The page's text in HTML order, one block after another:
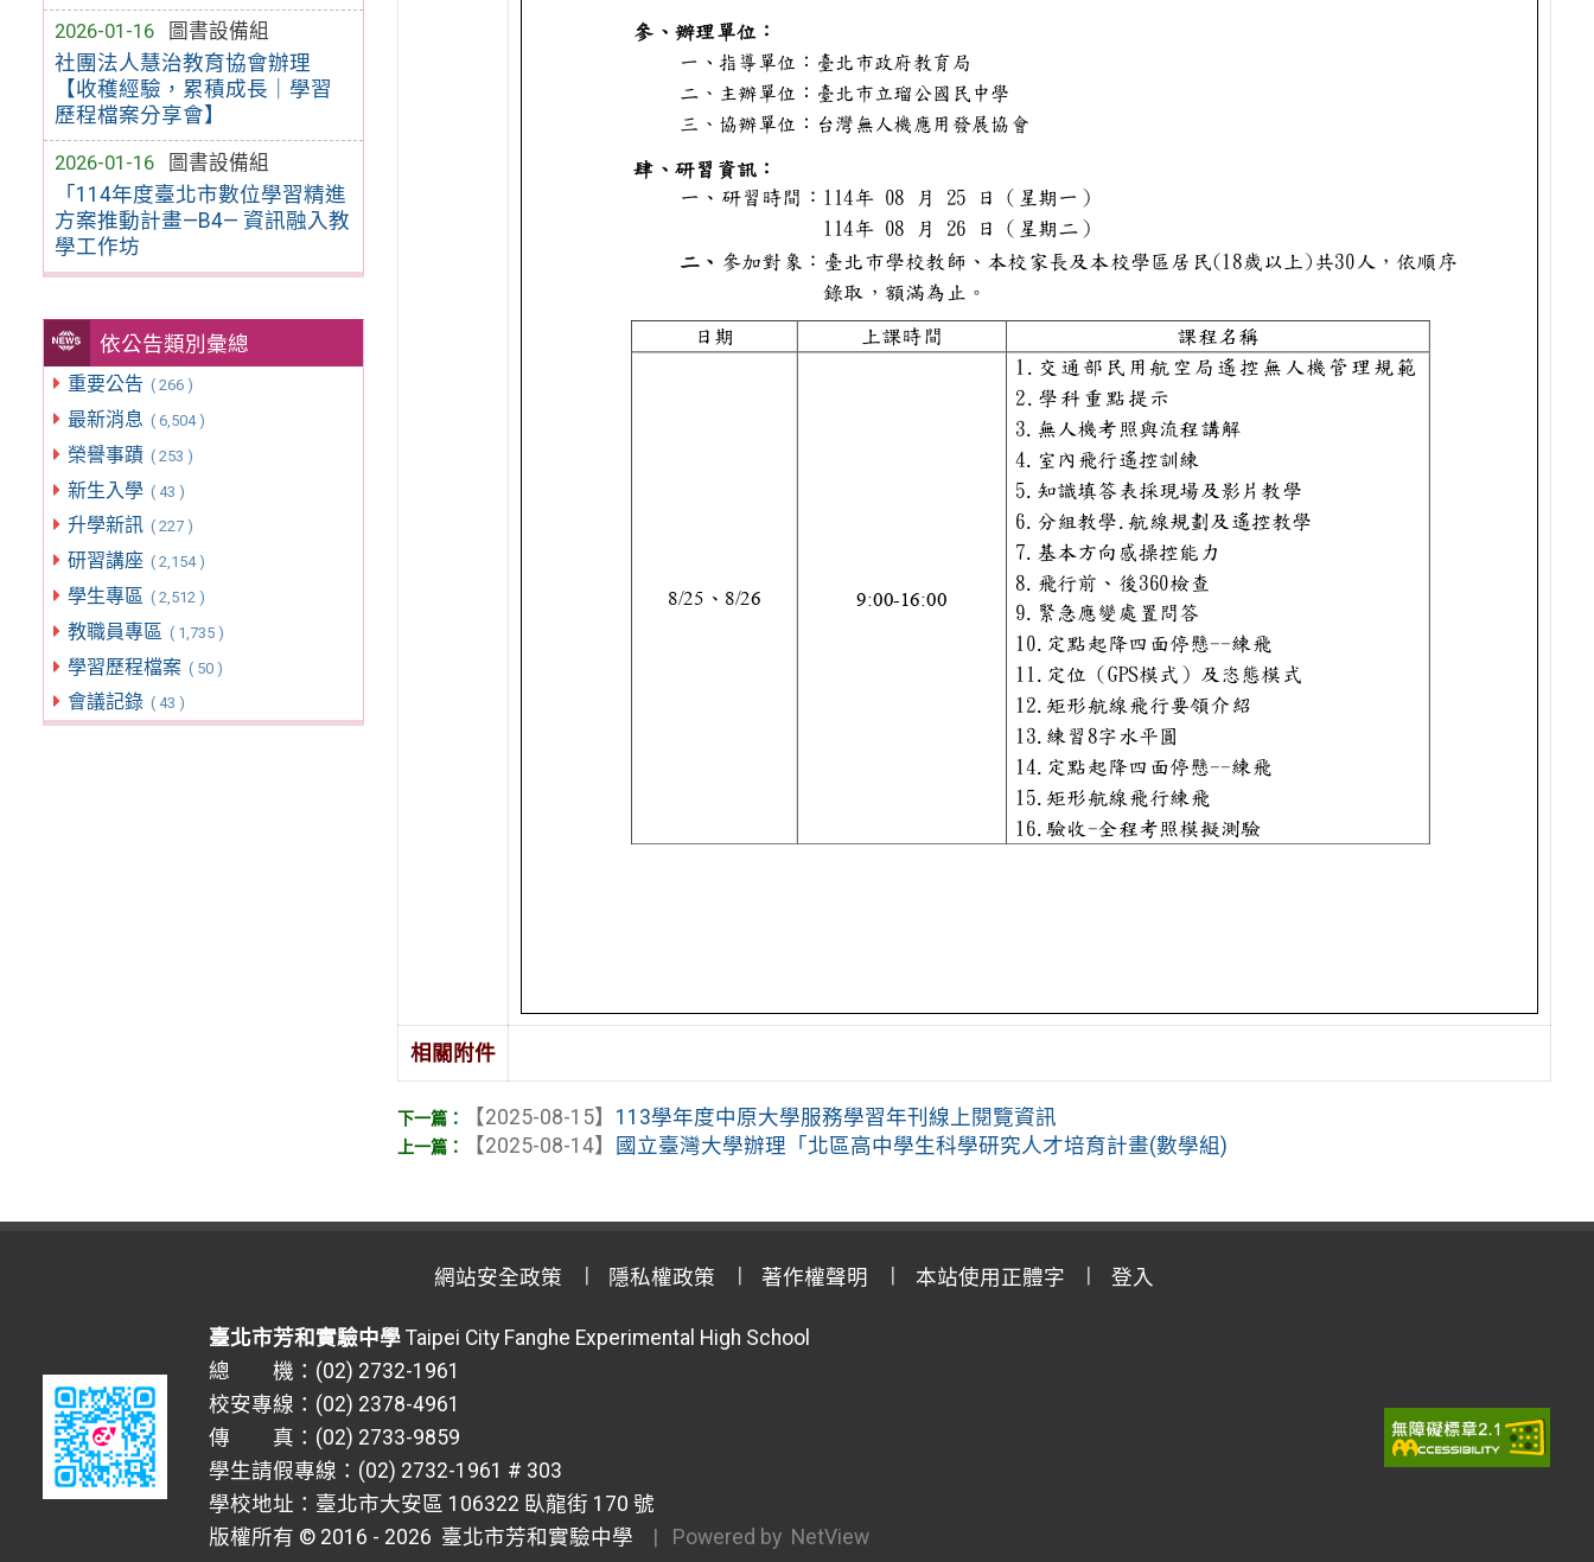
2026-01-16
圖書設備組
社團法人慧治教育協會辦理
【收穫經驗，累積成長｜學習
歷程檔案分享會】
2026-01-16
圖書設備組
「114年度臺北市數位學習精進
方案推動計畫—B4— 資訊融入教
學工作坊
依公告類別彙總
重要公告 ( 266 )
最新消息 ( 6,504 )
榮譽事蹟 ( 253 )
新生入學 ( 43 )
升學新訊 ( 227 )
研習講座 ( 2,154 )
學生專區 ( 2,512 )
教職員專區 ( 1,735 )
學習歷程檔案 ( 50 )
會議記錄 ( 43 )
相關附件
【2025-08-15】 113學年度中原大學服務學習年刊線上閱覽資訊
【2025-08-14】 國立臺灣大學辦理「北區高中學生科學研究人才培育計畫(數學組)
網站安全政策 隱私權政策 著作權聲明 本站使用正體字 登入
臺北市芳和實驗中學 Taipei City Fanghe Experimental High School
總 機：(02) 2732-1961
校安專線：(02) 2378-4961
傳 真：(02) 2733-9859
學生請假專線：(02) 2732-1961 # 303
學校地址：臺北市大安區 106322 臥龍街 170 號
版權所有 © 2016 - 2026 臺北市芳和實驗中學 | Powered by NetView